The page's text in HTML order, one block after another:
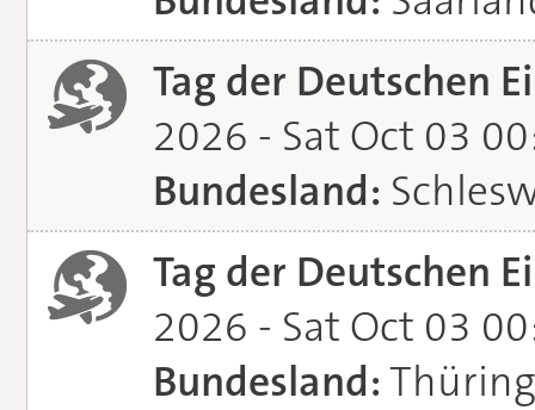
Tag der Deutschen
2026 - Sat Oct 03
Bundesland:
Tag der Deutschen
2026 - Sat Oct 03
Bundesland: